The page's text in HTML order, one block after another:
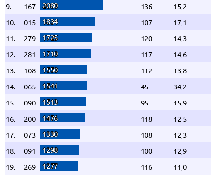
9.
167 2080 136
15,2
10.
015 1834 107
17,1
11.
279 1725 120
14,3
12.
281 1710 117
14,6
13.
108 1550 112
13,8
14.
065 1541 45
34,2
15.
090 1513 95
15,9
16.
200 1476 118
12,5
17.
073 1330 108
12,3
18.
091 1298 100
12,9
19.
269 1277 116
11,0